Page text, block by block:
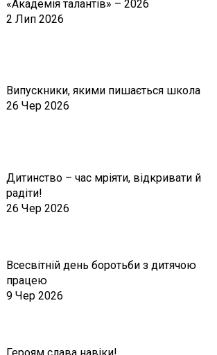
«Академія талантів» – 2026
2 Лип 2026
Випускники, якими пишається школа
26 Чер 2026
Дитинство – час мріяти, відкривати й
радіти!
26 Чер 2026
Всесвітній день боротьби з дитячою
працею
9 Чер 2026